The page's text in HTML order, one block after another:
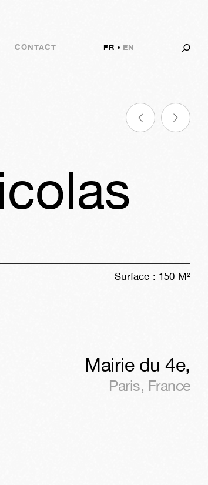
CONTACT FR EN
Surface : 150 M²
Mairie du 4e,
Paris, France